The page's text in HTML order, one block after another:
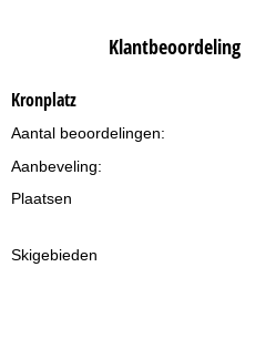
Klantbeoordeling
Kronplatz
Aantal beoordelingen:
Aanbeveling:
Plaatsen
Skigebieden